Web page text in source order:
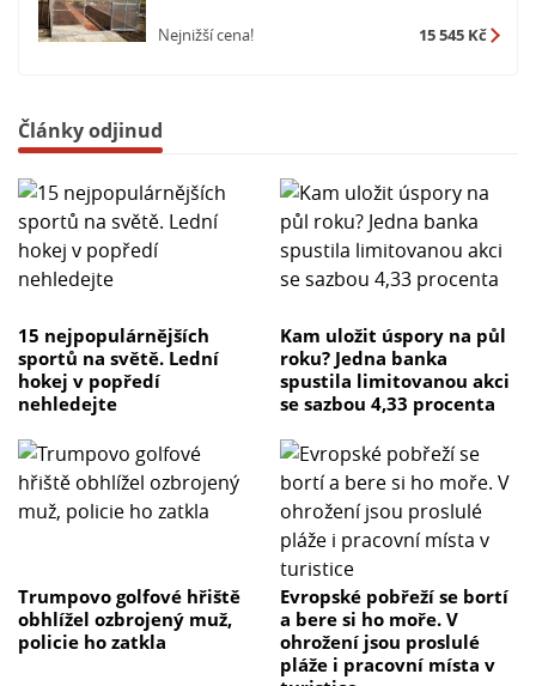
Nejnižší cena! 15 545 Kč
Články odjinud
15 nejpopulárnějších
sportů na světě. Lední
hokej v popředí
nehledejte
Kam uložit úspory na půl
roku? Jedna banka
spustila limitovanou akci
se sazbou 4,33 procenta
Trumpovo golfové hřiště
obhlížel ozbrojený muž,
policie ho zatkla
Evropské pobřeží se bortí
a bere si ho moře. V
ohrožení jsou proslulé
pláže i pracovní místa v